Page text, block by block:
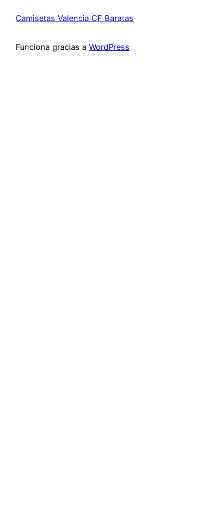
Camisetas Valencia CF Baratas
Funciona gracias a WordPress